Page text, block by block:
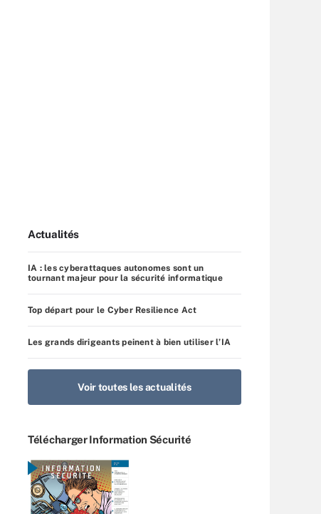
Actualités
IA : les cyberattaques autonomes sont un
tournant majeur pour la sécurité informatique
Top départ pour le Cyber Resilience Act
Les grands dirigeants peinent à bien utiliser l’IA
Voir toutes les actualités
Télécharger Information Sécurité